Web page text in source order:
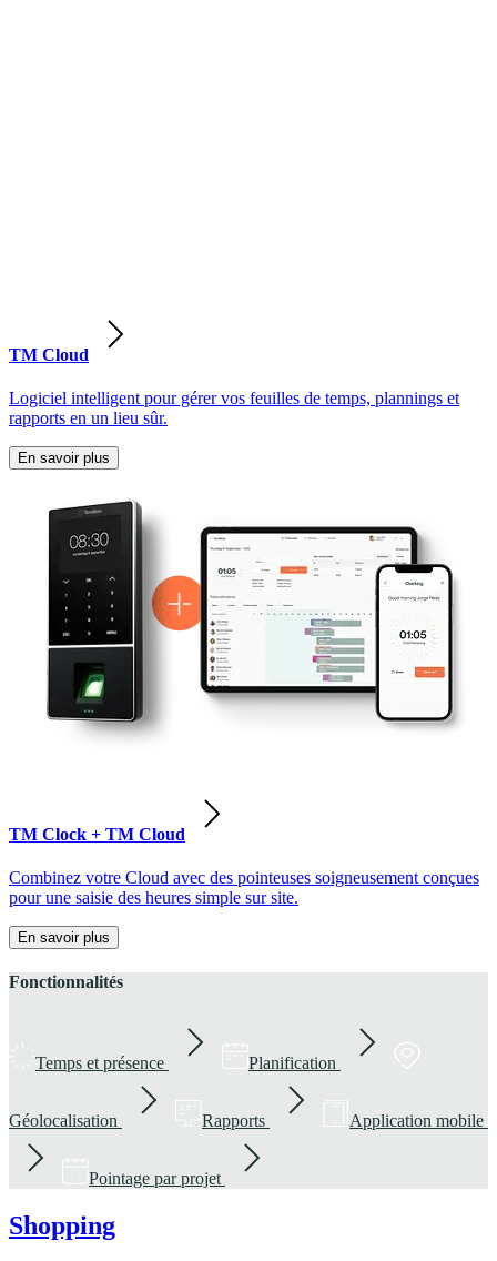
TM Cloud
Logiciel intelligent pour gérer vos feuilles de temps, plannings et
rapports en un lieu sûr.
En savoir plus
TM Clock + TM Cloud
Combinez votre Cloud avec des pointeuses soigneusement conçues
pour une saisie des heures simple sur site.
En savoir plus
Fonctionnalités
Temps et présence Planification
Géolocalisation Rapports Application mobile
Pointage par projet
Shopping